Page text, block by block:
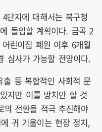
단지에 대해서는 북구청
돌입할 계획이다. 금곡 2
린이집 폐원 이후 6개월
심사가 가능할 전망이다.
출 등 복합적인 사회적 문
지만 이를 방치만 할 것
의 전환을 적극 추진해야
귀 기울이는 현장 정치,